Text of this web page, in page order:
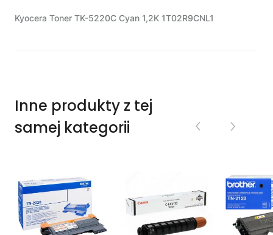
Kyocera Toner TK-5220C Cyan 1,2K 1T02R9CNL1
Inne produkty z tej
samej kategorii